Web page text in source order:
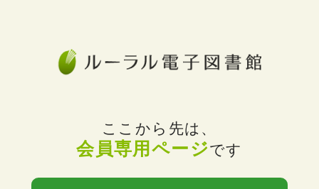
ここから先は、
会員専用ページです